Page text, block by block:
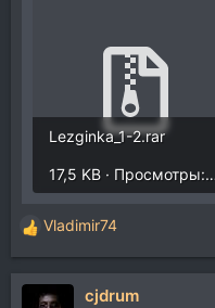
Lezginka_1-2.rar
17,5 KB ·
Р
е
а
Vladimir74
cjdrum